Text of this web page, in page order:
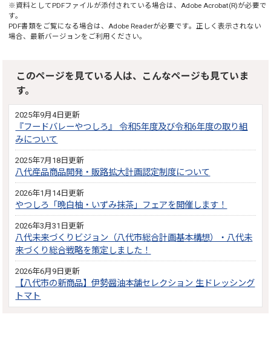
※資料としてPDFファイルが添付されている場合は、 Adobe Acrobat(R)が必要で
す。
PDF書類をご覧になる場合は、 Adobe Readerが必要です。正しく表示されない
場合、最新バージョンをご利用ください。
このページを見ている人は、こんなページも見ていま
す。
2025年9月4日更新
『フードバレーやつしろ』 令和5年度及び令和6年度の取り組
みについて
2025年7月18日更新
八代産品商品開発・販路拡大計画認定制度について
2026年1月14日更新
やつしろ「晩白柚・いずみ抹茶」フェアを開催します！
2026年3月31日更新
八代未来づくりビジョン（八代市総合計画基本構想）・八代未
来づくり総合戦略を策定しました！
2026年6月9日更新
【八代市の新商品】伊勢醤油本舗セレクション 生ドレッシング
トマト